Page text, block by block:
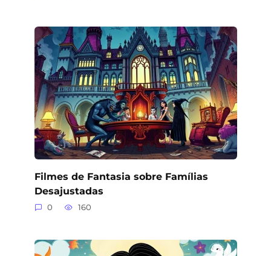
Filmes de Fantasia sobre Famílias
Desajustadas
0 160